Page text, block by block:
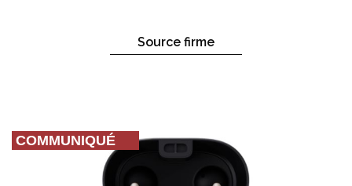
Source firme
COMMUNIQUÉ